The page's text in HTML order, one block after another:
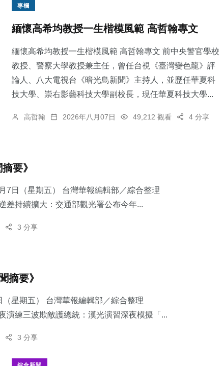
專欄
緬懷高希均教授一生楷模風範 高哲翰專文
緬懷高希均教授一生楷模風範 高哲翰專文 前中央警官學校
教授、警察大學教授兼主任，曾任台視《臺灣變色龍》評
論人、八大電視台《暗光鳥新聞》主持人，並歷任華夏科
技大學、崇右影藝科技大學副校長，現任華夏科技大學...
高哲翰 2026年八月07日 49,212 觀看 4 分享
要》
7日（星期五） 台灣華報編輯部／綜合整理
擴大：交通部觀光署公布今年...
3 分享
摘要》
（星期五） 台灣華報編輯部／綜合整理
波欺敵護總統：​漢光演習深夜模擬「...
3 分享
綜合新聞